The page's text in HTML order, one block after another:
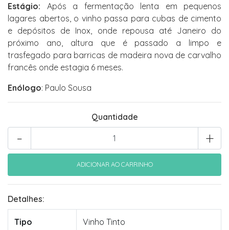
Estágio: Após a fermentação lenta em pequenos
lagares abertos, o vinho passa para cubas de cimento
e depósitos de Inox, onde repousa até Janeiro do
próximo ano, altura que é passado a limpo e
trasfegado para barricas de madeira nova de carvalho
francês onde estagia 6 meses.
Enólogo: Paulo Sousa
Quantidade
+
-
Detalhes:
Tipo Vinho Tinto